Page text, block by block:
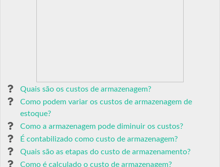
Quais são os custos de armazenagem?
Como podem variar os custos de armazenagem de
estoque?
Como a armazenagem pode diminuir os custos?
É contabilizado como custo de armazenagem?
Quais são as etapas do custo de armazenamento?
Como é calculado o custo de armazenagem?